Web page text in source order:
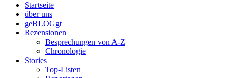
Startseite
über uns
geBLOGgt
Rezensionen
Besprechungen von A-Z
Chronologie
Stories
Top-Listen